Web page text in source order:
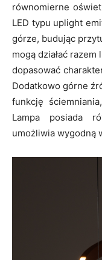
równomierne
LED typu uplight
górze, budując
mogą działać
dopasować
Dodatkowo górne
funkcję
Lampa posiada
umożliwia wygodną